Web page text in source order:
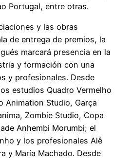
Portugal, entre otras.
y las obras
de entrega de premios, la
marcará presencia en la
y formación con una
y profesionales. Desde
estudios Quadro Vermelho
Animation Studio, Garça
Zombie Studio, Copa
Anhembi Morumbi; el
y los profesionales Alê
y María Machado. Desde